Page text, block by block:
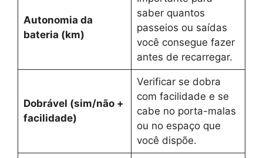
Autonomia da
bateria (km)
saber quantos
passeios ou saídas
você consegue fazer
antes de recarregar.
Dobrável (sim/não +
facilidade)
Verificar se dobra
com facilidade e se
cabe no porta-malas
ou no espaço que
você dispõe.